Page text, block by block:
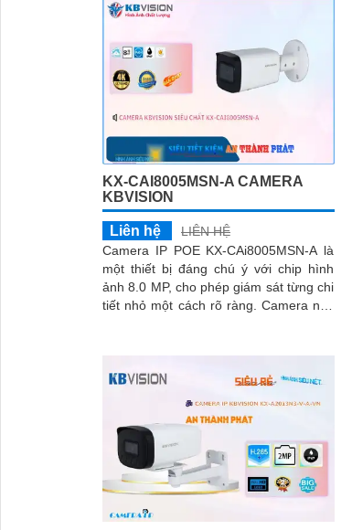
KX-CAI8005MSN-A CAMERA
KBVISION
Liên hệ
LIÊN HỆ
Camera IP POE KX-CAi8005MSN-A là
một thiết bị đáng chú ý với chip hình
ảnh 8.0 MP, cho phép giám sát từng chi
tiết nhỏ một cách rõ ràng. Camera này